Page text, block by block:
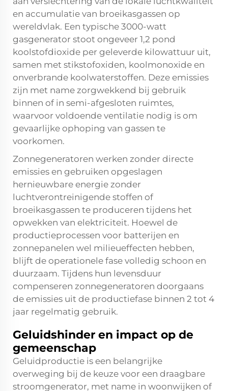
en accumulatie van broeikasgassen op
wereldvlak. Een typische 3000-watt
gasgenerator stoot ongeveer 1,2 pond
koolstofdioxide per geleverde kilowattuur uit,
samen met stikstofoxiden, koolmonoxide en
onverbrande koolwaterstoffen. Deze emissies
zijn met name zorgwekkend bij gebruik
binnen of in semi-afgesloten ruimtes,
waarvoor voldoende ventilatie nodig is om
gevaarlijke ophoping van gassen te
voorkomen.
Zonnegeneratoren werken zonder directe
emissies en gebruiken opgeslagen
hernieuwbare energie zonder
luchtverontreinigende stoffen of
broeikasgassen te produceren tijdens het
opwekken van elektriciteit. Hoewel de
productieprocessen voor batterijen en
zonnepanelen wel milieueffecten hebben,
blijft de operationele fase volledig schoon en
duurzaam. Tijdens hun levensduur
compenseren zonnegeneratoren doorgaans
de emissies uit de productiefase binnen 2 tot 4
jaar regelmatig gebruik.
Geluidshinder en impact op de
gemeenschap
Geluidproductie is een belangrijke
overweging bij de keuze voor een draagbare
stroomgenerator, met name in woonwijken of